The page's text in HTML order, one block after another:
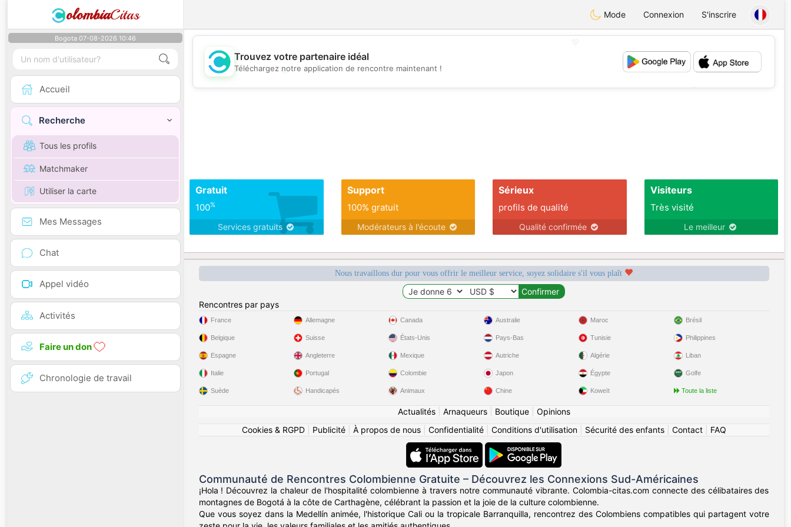
olombiaCitas Mode Connexion S'inscrire
Bogota 07-08-2026 10:46
Accueil
Recherche
Tous les profils
Matchmaker
Utiliser la carte
Mes Messages
Chat
Appel vidéo
Activités
Faire un don
Chronologie de travail
💖
💕
Trouvez votre partenaire idéal
Téléchargez notre application de rencontre maintenant !
Gratuit
100%
Services gratuits
Support
100% gratuit
Modérateurs à l'écoute
Sérieux
profils de qualité
Qualité confirmée
Visiteurs
Très visité
Le meilleur
Nous travaillons dur pour vous offrir le meilleur service, soyez solidaire s'il vous plaît
Rencontres par pays
France
Belgique
Espagne
Italie
Suède
Allemagne
Suisse
Angleterre
Portugal
Handicapés
Canada
États-Unis
Mexique
Colombie
Animaux
Australie
Pays-Bas
Autriche
Japon
Chine
Maroc
Tunisie
Algérie
Égypte
Koweït
Brésil
Philippines
Liban
Golfe
Toute la liste
Actualités| Arnaqueurs| Boutique| Opinions
Cookies & RGPD| Publicité| À propos de nous| Confidentialité| Conditions d'utilisation| Sécurité des enfants| Contact| FAQ
Communauté de Rencontres Colombienne Gratuite – Découvrez les Connexions Sud-Américaines
¡Hola ! Découvrez la chaleur de l'hospitalité colombienne à travers notre communauté vibrante. Colombia-citas.com connecte des célibataires des
montagnes de Bogotá à la côte de Carthagène, célébrant la passion et la joie de la culture colombienne.
Que vous soyez dans la Medellín animée, l'historique Cali ou la tropicale Barranquilla, rencontrez des Colombiens compatibles qui partagent votre